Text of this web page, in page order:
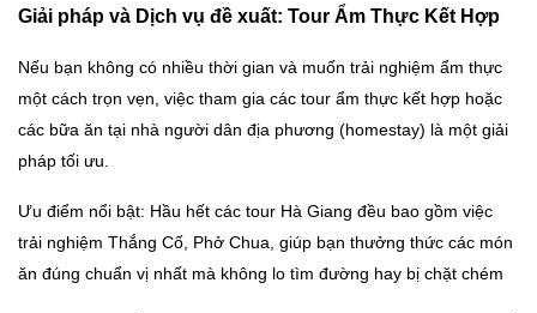
Giải pháp và Dịch vụ đề xuất: Tour Ẩm Thực Kết Hợp
Nếu bạn không có nhiều thời gian và muốn trải nghiệm ẩm thực
một cách trọn vẹn, việc tham gia các tour ẩm thực kết hợp hoặc
các bữa ăn tại nhà người dân địa phương (homestay) là một giải
pháp tối ưu.
Ưu điểm nổi bật: Hầu hết các tour Hà Giang đều bao gồm việc
trải nghiệm Thắng Cố, Phở Chua, giúp bạn thưởng thức các món
ăn đúng chuẩn vị nhất mà không lo tìm đường hay bị chặt chém